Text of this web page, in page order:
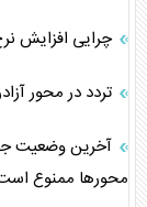
چرایی افزایش
تردد در محور
آخرین وضعیت
محورها ممنوع